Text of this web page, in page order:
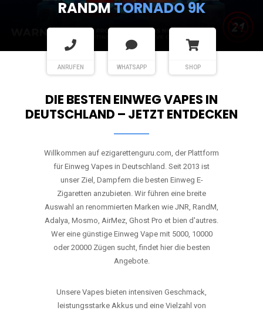
RANDMTORNADO 9K
ANRUFEN WHATSAPP SHOP
DIE BESTEN EINWEG VAPES IN
DEUTSCHLAND – JETZT ENTDECKEN
Willkommen auf ezigarettenguru.com, der Plattform
für Einweg Vapes in Deutschland. Seit 2013 ist
unser Ziel, Dampfern die besten Einweg E-
Zigaretten anzubieten. Wir führen eine breite
Auswahl an renommierten Marken wie JNR, RandM,
Adalya, Mosmo, AirMez, Ghost Pro et bien d'autres.
Wer eine günstige Einweg Vape mit 5000, 10000
oder 20000 Zügen sucht, findet hier die besten
Angebote.
Unsere Vapes bieten intensiven Geschmack,
leistungsstarke Akkus und eine Vielzahl von